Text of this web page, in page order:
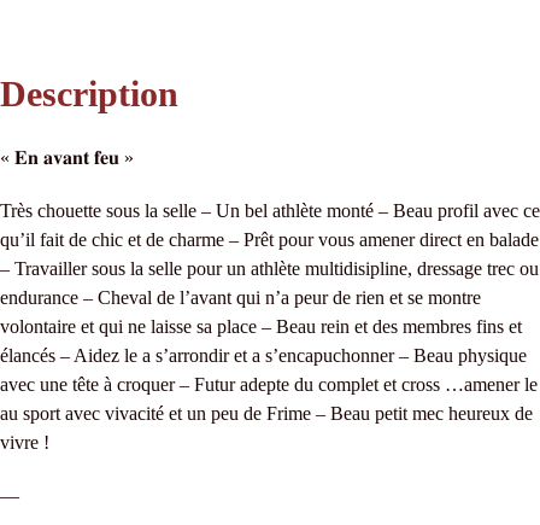
Description
« 𝐄𝐧 𝐚𝐯𝐚𝐧𝐭 𝐟𝐞𝐮 »
Très chouette sous la selle – Un bel athlète monté – Beau profil avec ce
qu’il fait de chic et de charme – Prêt pour vous amener direct en balade
– Travailler sous la selle pour un athlète multidisipline, dressage trec ou
endurance – Cheval de l’avant qui n’a peur de rien et se montre
volontaire et qui ne laisse sa place – Beau rein et des membres fins et
élancés – Aidez le a s’arrondir et a s’encapuchonner – Beau physique
avec une tête à croquer – Futur adepte du complet et cross …amener le
au sport avec vivacité et un peu de Frime – Beau petit mec heureux de
vivre !
—